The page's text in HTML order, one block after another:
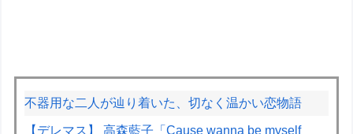
不器用な二人が辿り着いた、切なく温かい恋物語
【デレマス】 高森藍子「Cause wanna be myself